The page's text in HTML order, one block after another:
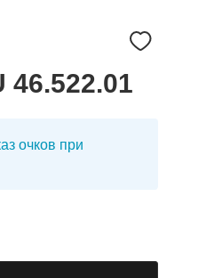
46.522.01
очков при